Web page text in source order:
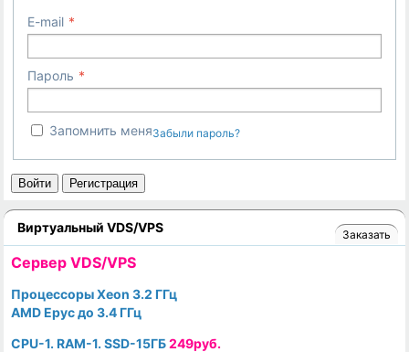
E-mail
Пароль
Запомнить меняЗабыли пароль?
Войти Регистрация
Виртуальный VDS/VPS Заказать
Cервер VDS/VPS
Процессоры Xeon 3.2 ГГц
AMD Epyc до 3.4 ГГц
CPU-1. RAM-1. SSD-15ГБ249руб.